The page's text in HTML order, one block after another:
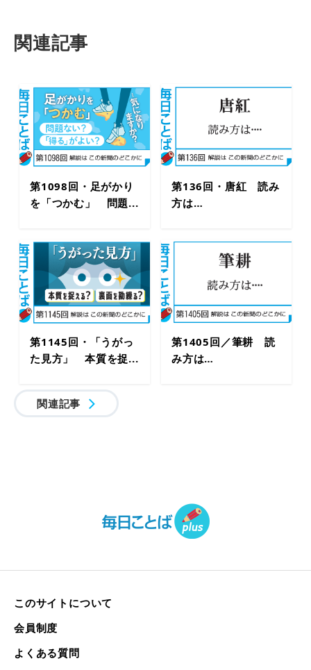
関連記事
第1098回・足がかり
を「つかむ」 問題...
第136回・唐紅 読み
方は…
第1145回・「うがっ
た見方」 本質を捉...
第1405回／筆耕 読
み方は…
関連記事
このサイトについて
会員制度
よくある質問